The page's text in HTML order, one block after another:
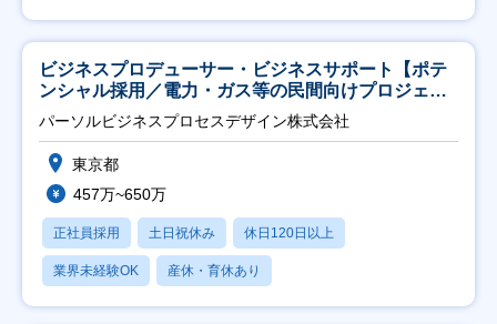
ビジネスプロデューサー・ビジネスサポート【ポテ
ンシャル採用／電力・ガス等の民間向けプロジェク
ト推進】
パーソルビジネスプロセスデザイン株式会社
東京都
457万~650万
正社員採用 土日祝休み 休日120日以上
業界未経験OK 産休・育休あり